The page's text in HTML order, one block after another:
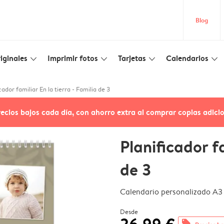
Blog
slim_arrow_down Imprimir fotos slim_arrow_down Tarjetas slim_arrow_down Calendarios slim_arrow_down
familiar En la tierra - Familia de 3
bajos cada día, con ahorro extra al comprar copias
Planificador
de 3
Calendario personalizado A3
Desde